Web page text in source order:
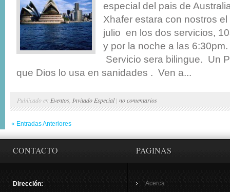
especial del pais de
Xhafer estara con nostros
julio en los dos servicios,
y por la noche a las
Servicio sera bilingue. Un
que Dios lo usa en sanidades . Ven a...
Publicado en Eventos Invitado Especial| no comentarios
« Entradas Anteriores
CONTACTO
Dirección:
PAGINAS
Acerca